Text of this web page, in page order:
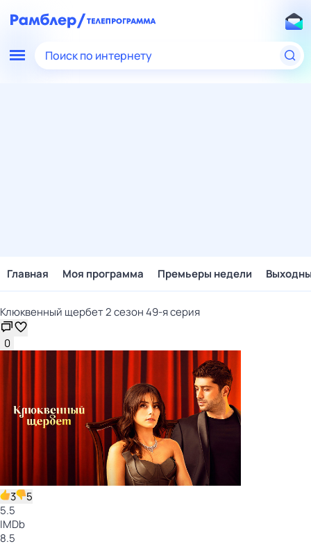
Поиск по интернету
Главная Моя программа Премьеры недели
Клюквенный щербет 2 сезон 49-я серия
0
3
5
5.5
IMDb
8.5